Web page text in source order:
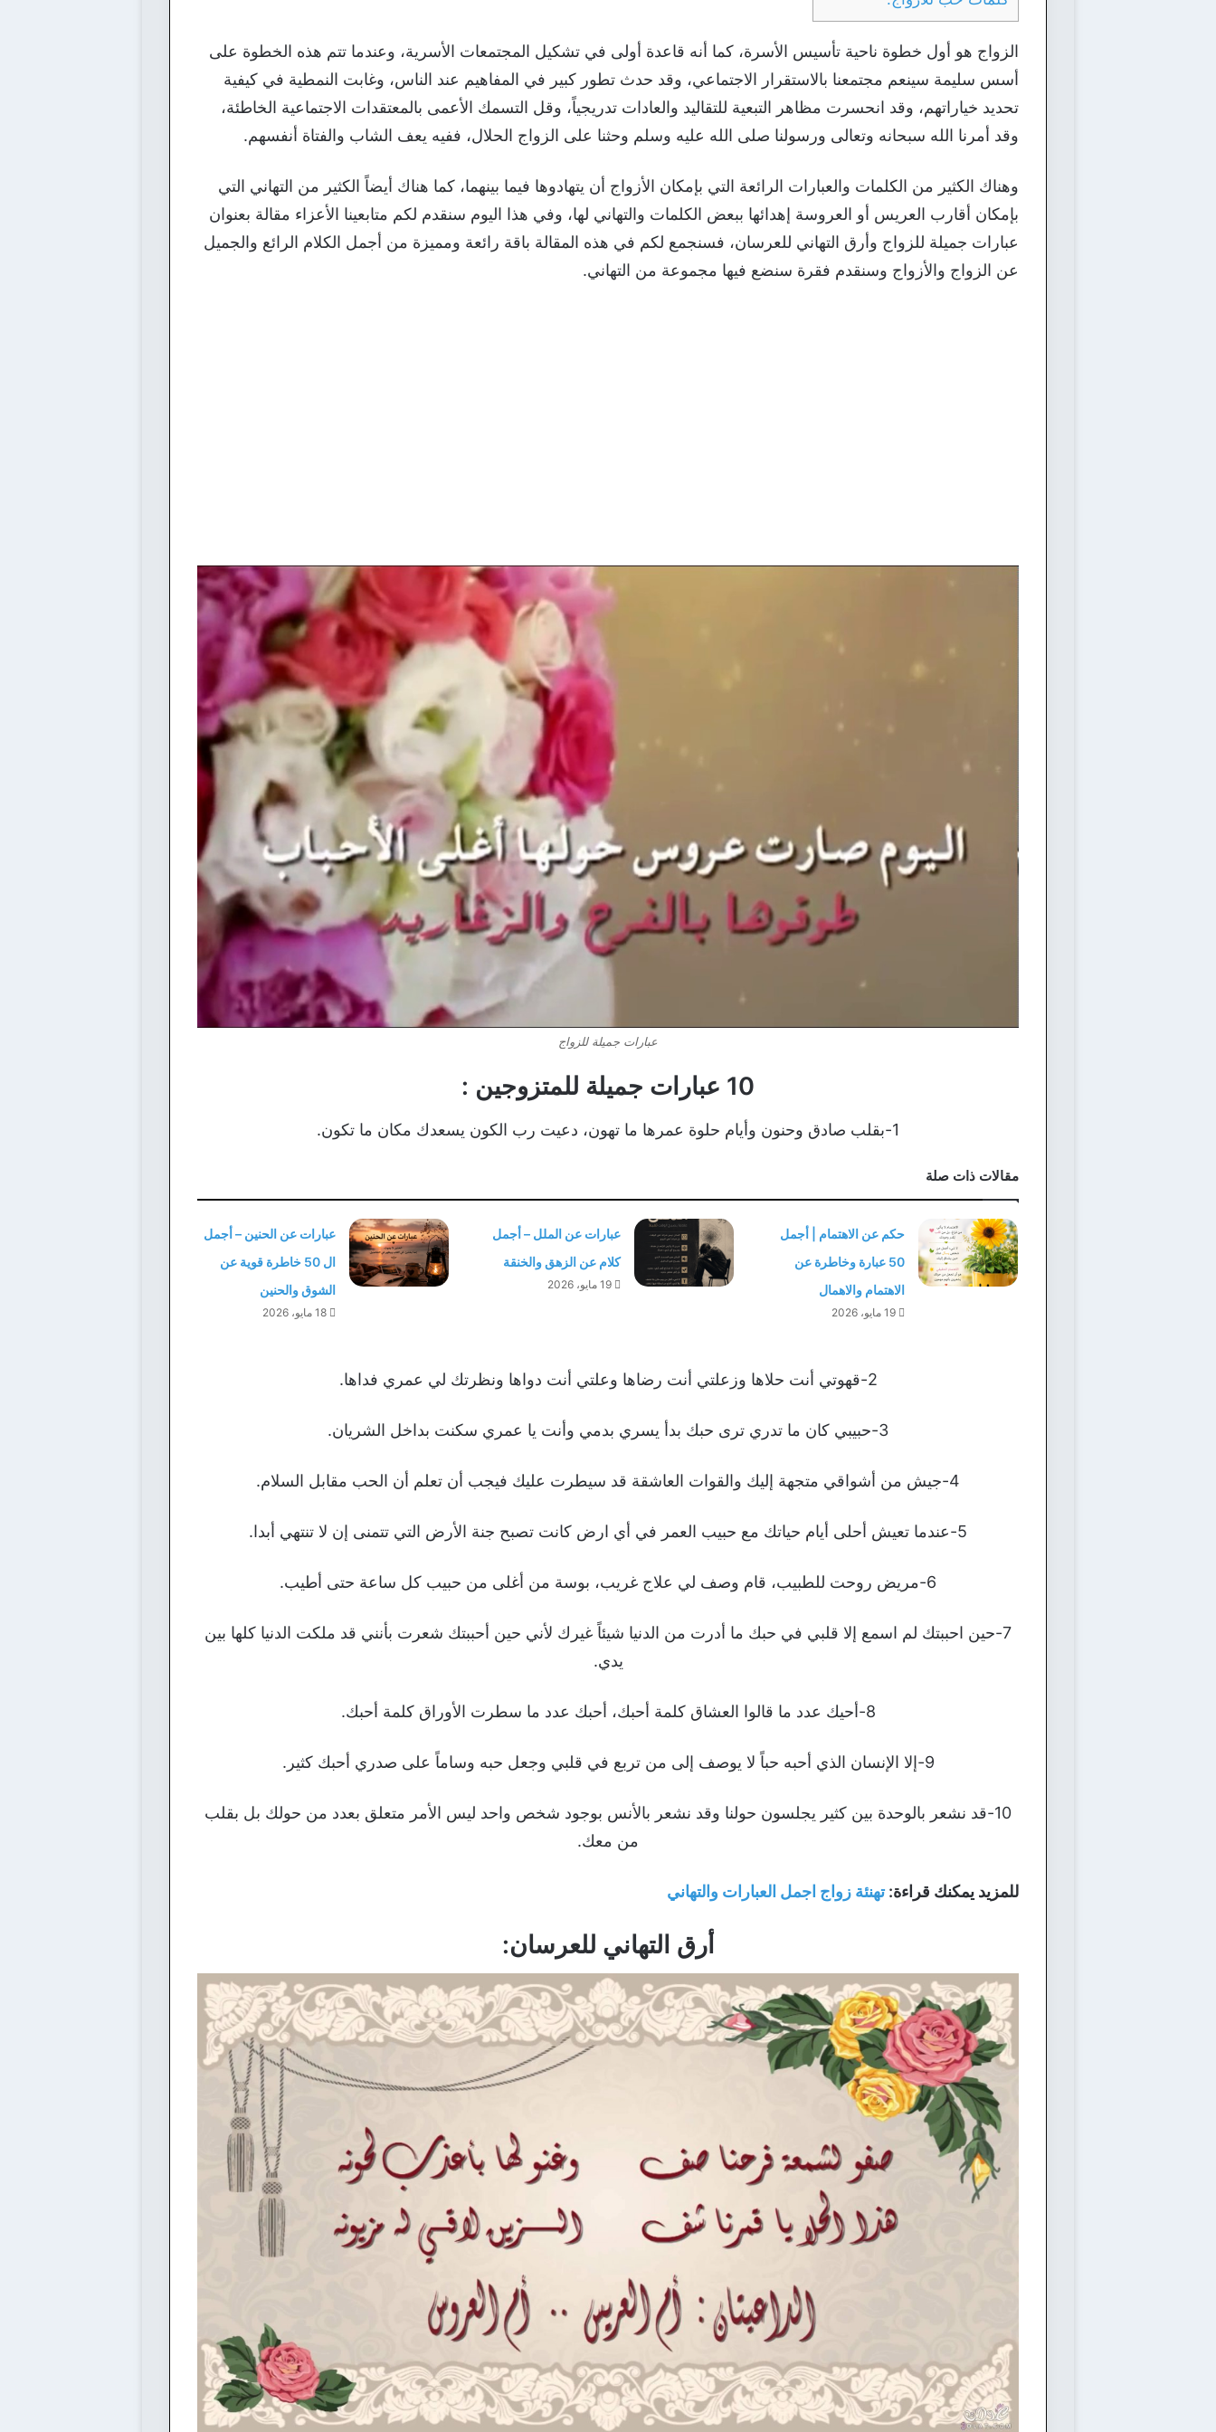
الزواج هو أول خطوة ناحية تأسيس الأسرة، كما أنه قاعدة أولى في تشكيل المجتمعات الأسرية، وعندما تتم هذه الخطوة على
أسس سليمة سينعم مجتمعنا بالاستقرار الاجتماعي، وقد حدث تطور كبير في المفاهيم عند الناس، وغابت النمطية في كيفية
تحديد خياراتهم، وقد انحسرت مظاهر التبعية للتقاليد والعادات تدريجياً، وقل التسمك الأعمى بالمعتقدات الاجتماعية الخاطئة،
وقد أمرنا الله سبحانه وتعالى ورسولنا صلى الله عليه وسلم وحثنا على الزواج الحلال، ففيه يعف الشاب والفتاة أنفسهم.
وهناك الكثير من الكلمات والعبارات الرائعة التي بإمكان الأزواج أن يتهادوها فيما بينهما، كما هناك أيضاً الكثير من التهاني التي
بإمكان أقارب العريس أو العروسة إهدائها ببعض الكلمات والتهاني لها، وفي هذا اليوم سنقدم لكم متابعينا الأعزاء مقالة بعنوان
عبارات جميلة للزواج وأرق التهاني للعرسان، فسنجمع لكم في هذه المقالة باقة رائعة ومميزة من أجمل الكلام الرائع والجميل
عن الزواج والأزواج وسنقدم فقرة سنضع فيها مجموعة من التهاني.
عبارات جميلة للزواج
10 عبارات جميلة للمتزوجين :
1-بقلب صادق وحنون وأيام حلوة عمرها ما تهون، دعيت رب الكون يسعدك مكان ما تكون.
مقالات ذات صلة
حكم عن الاهتمام | أجمل
50 عبارة وخاطرة عن
الاهتمام والاهمال
19 مايو، 2026
عبارات عن الملل – أجمل
كلام عن الزهق والخنقة
19 مايو، 2026
عبارات عن الحنين – أجمل
ال 50 خاطرة قوية عن
الشوق والحنين
18 مايو، 2026
2-قهوتي أنت حلاها وزعلتي أنت رضاها وعلتي أنت دواها ونظرتك لي عمري فداها.
3-حبيبي كان ما تدري ترى حبك بدأ يسري بدمي وأنت يا عمري سكنت بداخل الشريان.
4-جيش من أشواقي متجهة إليك والقوات العاشقة قد سيطرت عليك فيجب أن تعلم أن الحب مقابل السلام.
5-عندما تعيش أحلى أيام حياتك مع حبيب العمر في أي ارض كانت تصبح جنة الأرض التي تتمنى إن لا تنتهي أبدا.
6-مريض روحت للطبيب، قام وصف لي علاج غريب، بوسة من أغلى من حبيب كل ساعة حتى أطيب.
7-حين احببتك لم اسمع إلا قلبي في حبك ما أدرت من الدنيا شيئاً غيرك لأني حين أحببتك شعرت بأنني قد ملكت الدنيا كلها بين
يدي.
8-أحيك عدد ما قالوا العشاق كلمة أحبك، أحبك عدد ما سطرت الأوراق كلمة أحبك.
9-إلا الإنسان الذي أحبه حباً لا يوصف إلى من تربع في قلبي وجعل حبه وساماً على صدري أحبك كثير.
10-قد نشعر بالوحدة بين كثير يجلسون حولنا وقد نشعر بالأنس بوجود شخص واحد ليس الأمر متعلق بعدد من حولك بل بقلب
من معك.
للمزيد يمكنك قراءة:تهنئة زواج اجمل العبارات والتهاني
أرق التهاني للعرسان: